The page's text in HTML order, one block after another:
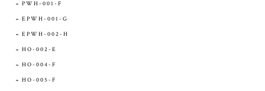
PWH-001-F
EPWH-001-G
EPWH-002-H
HO-002-E
HO-004-F
HO-005-F